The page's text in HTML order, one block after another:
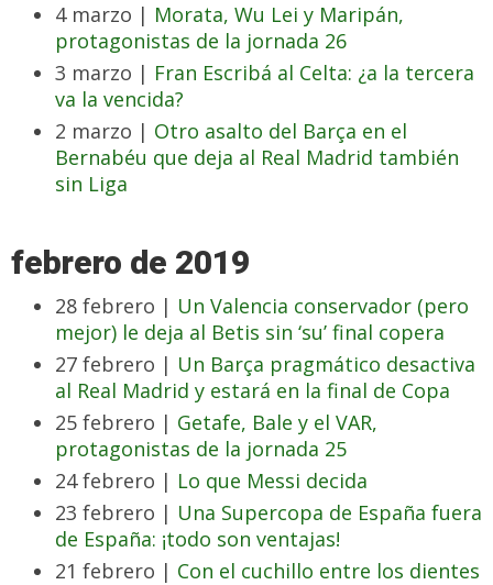
4 marzo | Morata, Wu Lei y Maripán,
protagonistas de la jornada 26
3 marzo | Fran Escribá al Celta: ¿a la tercera
va la vencida?
2 marzo | Otro asalto del Barça en el
Bernabéu que deja al Real Madrid también
sin Liga
febrero de 2019
28 febrero | Un Valencia conservador (pero
mejor) le deja al Betis sin ‘su’ final copera
27 febrero | Un Barça pragmático desactiva
al Real Madrid y estará en la final de Copa
25 febrero | Getafe, Bale y el VAR,
protagonistas de la jornada 25
24 febrero | Lo que Messi decida
23 febrero | Una Supercopa de España fuera
de España: ¡todo son ventajas!
21 febrero | Con el cuchillo entre los dientes